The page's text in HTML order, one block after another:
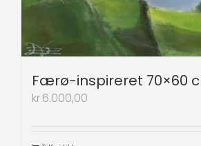
Færø-inspireret 70×60
kr.6.000,00